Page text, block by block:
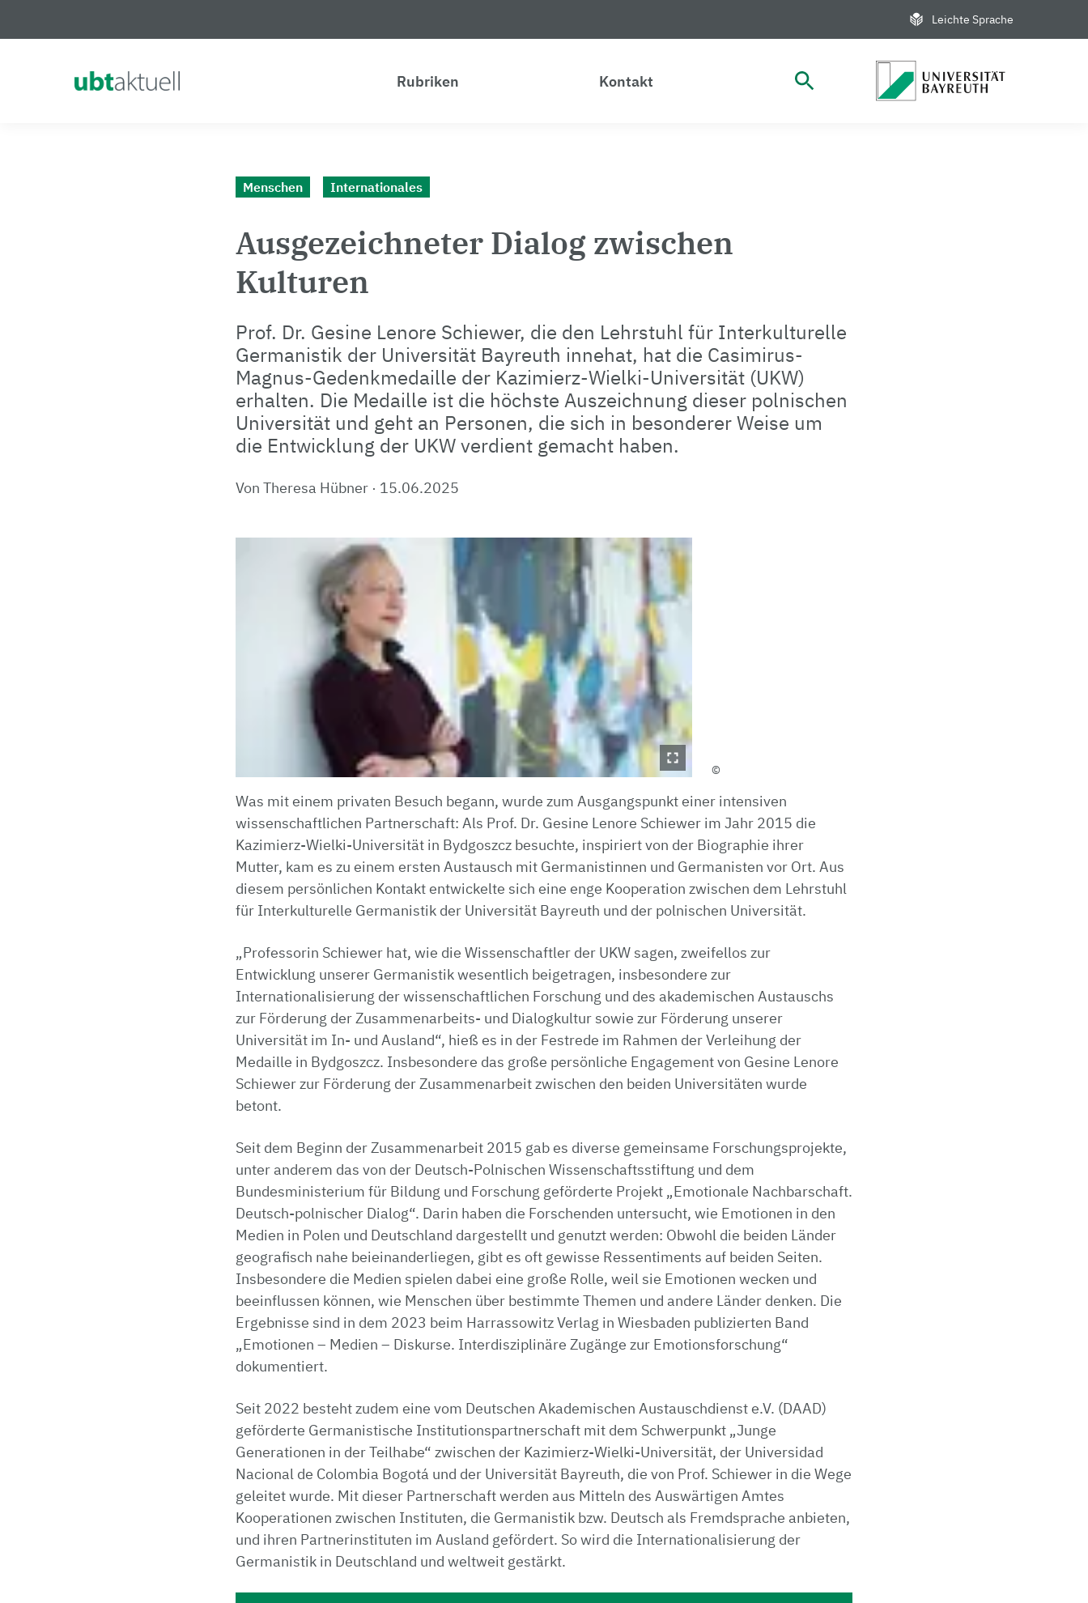
Leichte Sprache
Logo Universität Bayreuth Rubriken Kontakt Suche öffnen
Menschen Internationales
Ausgezeichneter Dialog zwischen
Kulturen
Prof. Dr. Gesine Lenore Schiewer, die den Lehrstuhl für Interkulturelle
Germanistik der Universität Bayreuth innehat, hat die Casimirus-
Magnus-Gedenkmedaille der Kazimierz-Wielki-Universität (UKW)
erhalten. Die Medaille ist die höchste Auszeichnung dieser polnischen
Universität und geht an Personen, die sich in besonderer Weise um
die Entwicklung der UKW verdient gemacht haben.
Von Theresa Hübner· 15.06.2025
Was mit einem privaten Besuch begann, wurde zum Ausgangspunkt einer intensiven
wissenschaftlichen Partnerschaft: Als Prof. Dr. Gesine Lenore Schiewer im Jahr 2015 die
Kazimierz-Wielki-Universität in Bydgoszcz besuchte, inspiriert von der Biographie ihrer
Mutter, kam es zu einem ersten Austausch mit Germanistinnen und Germanisten vor Ort. Aus
diesem persönlichen Kontakt entwickelte sich eine enge Kooperation zwischen dem Lehrstuhl
für Interkulturelle Germanistik der Universität Bayreuth und der polnischen Universität.
„Professorin Schiewer hat, wie die Wissenschaftler der UKW sagen, zweifellos zur
Entwicklung unserer Germanistik wesentlich beigetragen, insbesondere zur
Internationalisierung der wissenschaftlichen Forschung und des akademischen Austauschs
zur Förderung der Zusammenarbeits- und Dialogkultur sowie zur Förderung unserer
Universität im In- und Ausland“, hieß es in der Festrede im Rahmen der Verleihung der
Medaille in Bydgoszcz. Insbesondere das große persönliche Engagement von Gesine Lenore
Schiewer zur Förderung der Zusammenarbeit zwischen den beiden Universitäten wurde
betont.
Seit dem Beginn der Zusammenarbeit 2015 gab es diverse gemeinsame Forschungsprojekte,
unter anderem das von der Deutsch-Polnischen Wissenschaftsstiftung und dem
Bundesministerium für Bildung und Forschung geförderte Projekt „Emotionale Nachbarschaft.
Deutsch-polnischer Dialog“. Darin haben die Forschenden untersucht, wie Emotionen in den
Medien in Polen und Deutschland dargestellt und genutzt werden: Obwohl die beiden Länder
geografisch nahe beieinanderliegen, gibt es oft gewisse Ressentiments auf beiden Seiten.
Insbesondere die Medien spielen dabei eine große Rolle, weil sie Emotionen wecken und
beeinflussen können, wie Menschen über bestimmte Themen und andere Länder denken. Die
Ergebnisse sind in dem 2023 beim Harrassowitz Verlag in Wiesbaden publizierten Band
„Emotionen – Medien – Diskurse. Interdisziplinäre Zugänge zur Emotionsforschung“
dokumentiert.
Seit 2022 besteht zudem eine vom Deutschen Akademischen Austauschdienst e.V. (DAAD)
geförderte Germanistische Institutionspartnerschaft mit dem Schwerpunkt „Junge
Generationen in der Teilhabe“ zwischen der Kazimierz-Wielki-Universität, der Universidad
Nacional de Colombia Bogotá und der Universität Bayreuth, die von Prof. Schiewer in die Wege
geleitet wurde. Mit dieser Partnerschaft werden aus Mitteln des Auswärtigen Amtes
Kooperationen zwischen Instituten, die Germanistik bzw. Deutsch als Fremdsprache anbieten,
und ihren Partnerinstituten im Ausland gefördert. So wird die Internationalisierung der
Germanistik in Deutschland und weltweit gestärkt.